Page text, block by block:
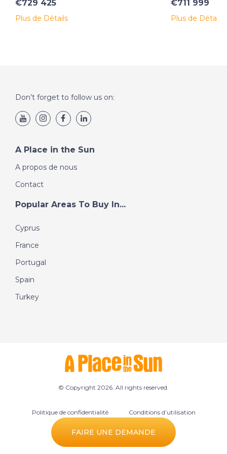
FAIRE UNE DEMANDE
€729 425
Plus de Détails
€711 999
Plus de Détails
Don’t forget to follow us on:
A Place in the Sun
A propos de nous
Contact
Popular Areas To Buy In...
Cyprus
France
Portugal
Spain
Turkey
© Copyright 2026. All rights reserved.
Politique de confidentialité Conditions d’utilisation
Préférences des cookies